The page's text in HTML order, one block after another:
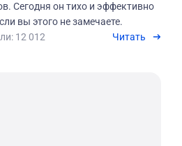
Сегодня он тихо и эффективно
вы этого не замечаете.
12 012 Читать